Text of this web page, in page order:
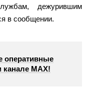
дежурившим
в сообщении.
оперативные
канале МАХ!